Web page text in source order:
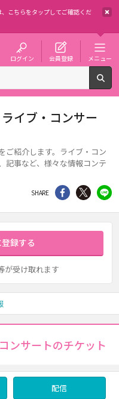
こちらをタップしてご確認くだ
ログイン 会員登録 メニュー
イブ・コンサー
ご紹介します。ライブ・コン
記事など、様々な情報コンテ
SHARE シェア Twitter
録する
が受け取れます
ンサートのチケット
配信